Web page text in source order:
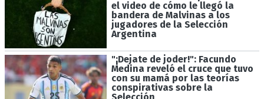
el video de cómo le llegó la
bandera de Malvinas a los
jugadores de la Selección
Argentina
"¡Dejate de joder!": Facundo
Medina reveló el cruce que tuvo
con su mamá por las teorías
conspirativas sobre la